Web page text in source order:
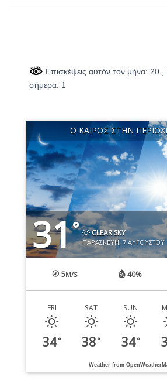
Επισκέψεις αυτόν τον μήνα: 20
σήμερα: 1
Ο ΚΑΙΡΌΣ ΣΤΗΝ
31° CLEAR SKY
ΠΑΡΑΣΚΕΥΉ, 7 ΑΥΓΟΎΣΤΟΥ
5M/S 40%
FRI
34°
SAT
38°
SUN
34°
Weather from